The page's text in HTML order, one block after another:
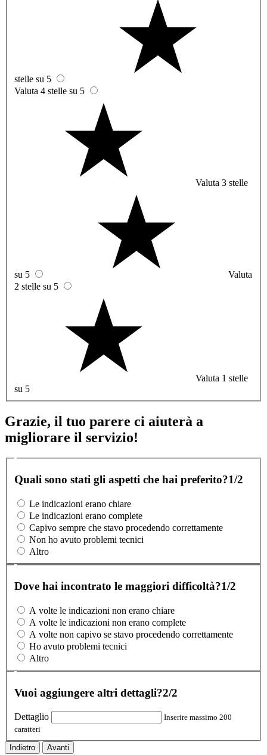
stelle su 5
Valuta 4 stelle su 5
Valuta 3 stelle
su 5
Valuta
2 stelle su 5
Valuta 1 stelle
su 5
Grazie, il tuo parere ci aiuterà a
migliorare il servizio!
Quali sono stati gli aspetti che hai preferito?1/2
Le indicazioni erano chiare
Le indicazioni erano complete
Capivo sempre che stavo procedendo correttamente
Non ho avuto problemi tecnici
Altro
Dove hai incontrato le maggiori difficoltà?1/2
A volte le indicazioni non erano chiare
A volte le indicazioni non erano complete
A volte non capivo se stavo procedendo correttamente
Ho avuto problemi tecnici
Altro
Vuoi aggiungere altri dettagli?2/2
Dettaglio
Inserire massimo 200
caratteri
Indietro Avanti